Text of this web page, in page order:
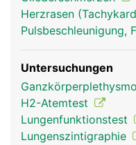
Lunge Frau
Herzrasen
Pulsbeschleunigung,
Untersuchungen
H2-Atemtest
Lungenfunktionstest
Lungenszintigraphie